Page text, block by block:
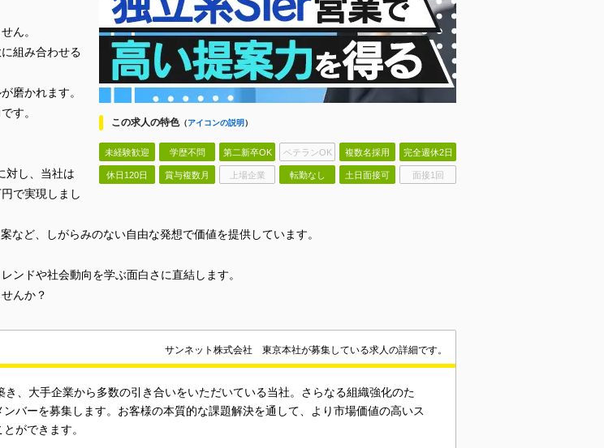
この求人の特色（アイコンの説明）
未経験歓迎 学歴不問 第二新卒OK ベテランOK 複数名採用 完全週休2日
休日120日 賞与複数月 上場企業 転勤なし 土日面接可 面接1回
ん。
組み合わせる
磨かれます。
す。
対し、当社は
で実現しまし
ど、しがらみのない自由な発想で価値を提供しています。
ンドや社会動向を学ぶ面白さに直結します。
んか？
サンネット株式会社 東京本社が募集している求人の詳細です。
、大手企業から多数の引き合いをいただいている当社。さらなる組織強化のた
バーを募集します。お客様の本質的な課題解決を通して、より市場価値の高いス
ができます。